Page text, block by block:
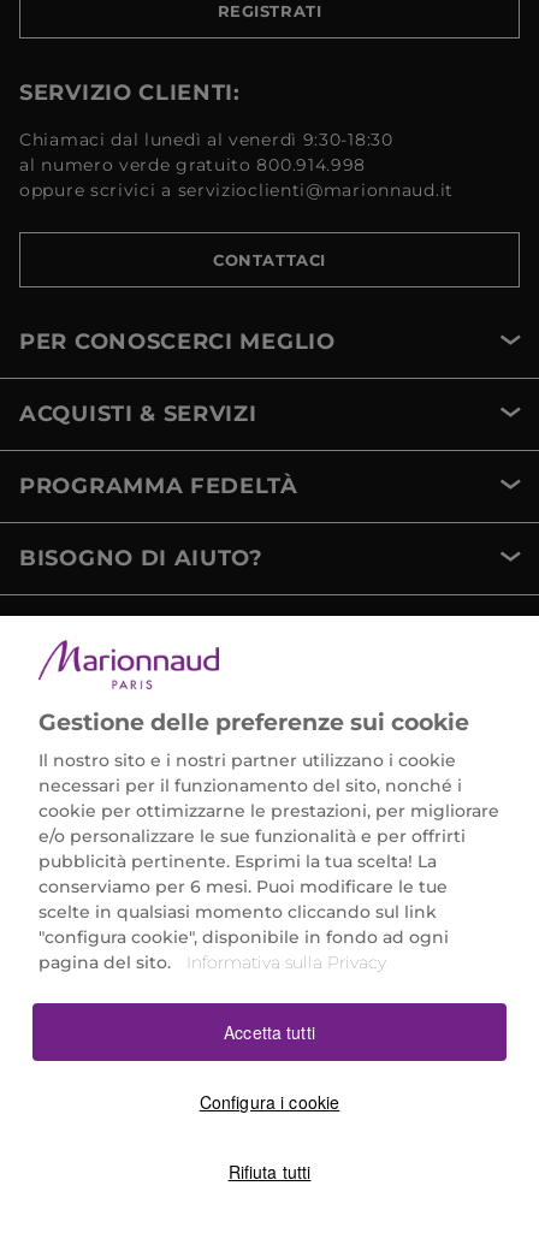
REGISTRATI
SERVIZIO CLIENTI:
Chiamaci dal lunedì al venerdì 9:30-18:30
al numero verde gratuito 800.914.998
oppure scrivici a servizioclienti@marionnaud.it
CONTATTACI
PER CONOSCERCI MEGLIO
ACQUISTI & SERVIZI
PROGRAMMA FEDELTÀ
BISOGNO DI AIUTO?
Marionnaud Parfumeries Italia S.r.l.
Largo Fiera Milano 5, 20017 Rho (MI)
REA Milano 1650024 con P.IVA 13425220152.
SCARICA LA NOSTRA APP
Gestione delle preferenze sui cookie
Il nostro sito e i nostri partner utilizzano i cookie
necessari per il funzionamento del sito, nonché i
cookie per ottimizzarne le prestazioni, per migliorare
e/o personalizzare le sue funzionalità e per offrirti
pubblicità pertinente. Esprimi la tua scelta! La
conserviamo per 6 mesi. Puoi modificare le tue
scelte in qualsiasi momento cliccando sul link
"configura cookie", disponibile in fondo ad ogni
pagina del sito.
Informativa sulla Privacy
Configura i cookie
Rifiuta tutti
Accetta tutti